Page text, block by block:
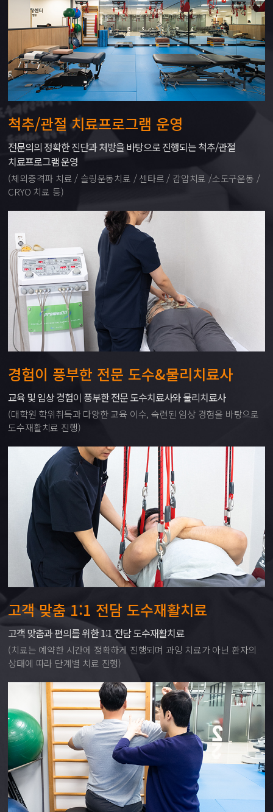
척추/관절 치료프로그램 운영
전문의의 정확한 진단과 처방을 바탕으로 진행되는 척추/관절
치료프로그램 운영
(체외충격파 치료 / 슬링운동치료 / 센타르 / 감압치료 /소도구운동 /
CRYO 치료 등)
경험이 풍부한 전문 도수&물리치료사
교육 및 임상 경험이 풍부한 전문 도수치료사와 물리치료사
(대학원 학위취득과 다양한 교육 이수, 숙련된 임상 경험을 바탕으로
도수재활치료 진행)
고객 맞춤 1:1 전담 도수재활치료
고객 맞춤과 편의를 위한 1:1 전담 도수재활치료
(치료는 예약한 시간에 정확하게 진행되며 과잉 치료가 아닌 환자의
상태에 따라 단계별 치료 진행)